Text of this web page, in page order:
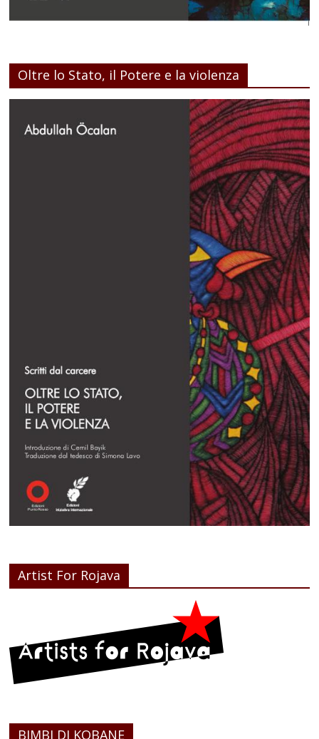
Oltre lo Stato, il Potere e la violenza
Artist For Rojava
BIMBI DI KOBANE